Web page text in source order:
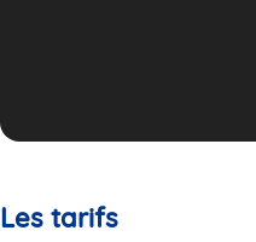
Les tarifs